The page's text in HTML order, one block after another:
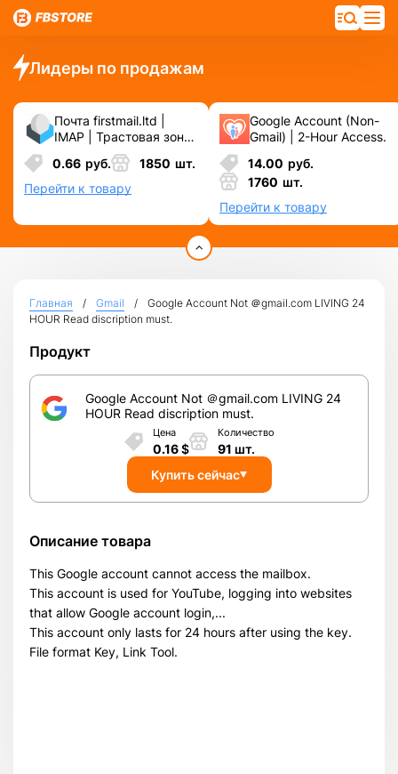
Лидеры по продажам
Почта firstmail.ltd |
IMAP | Трастовая зона
.COM ❗️ Новые, Чистые
❗️ С реальными
логинами | ☑️
Специально для ФБ/
0.66 руб. 1850 шт.
Перейти к товару
Google Account (Non-
Gmail) | 2-Hour Access.
14.00 руб.
1760 шт.
Перейти к товару
Главная Gmail
Google Account Not ＠gmail.com LIVING 24
HOUR Read discription must.
Продукт
Google Account Not ＠gmail.com LIVING 24
HOUR Read discription must.
Цена
0.16 $
Количество
91 шт.
Купить сейчас
Описание товара
This Google account cannot access the mailbox.
This account is used for YouTube, logging into websites
that allow Google account login,...
This account only lasts for 24 hours after using the key.
File format Key, Link Tool.